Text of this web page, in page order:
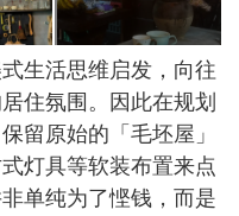
生活思维启发，向往
住氛围。因此在规划
留原始的「毛坯屋」
灯具等软装布置来点
单纯为了悭钱，而是